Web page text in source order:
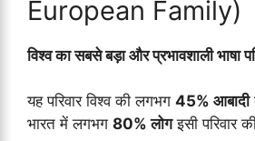
European Family)
विश्व का सबसे बड़ा और प्रभावशाली भाषा
यह परिवार विश्व की लगभग 45% आबादी
भारत में लगभग 80% लोगइसी परिवार